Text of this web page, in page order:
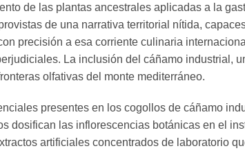
de las plantas ancestrales aplicadas a la
de una narrativa territorial nítida,
precisión a esa corriente culinaria
La inclusión del cáñamo industrial,
olfativas del monte mediterráneo.
presentes en los cogollos de cáñamo
dosifican las inflorescencias botánicas en el
artificiales concentrados de laboratorio